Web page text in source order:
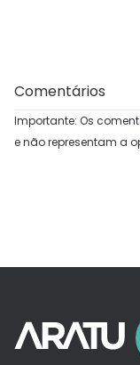
Comentários
Importante: Os
e não representam a